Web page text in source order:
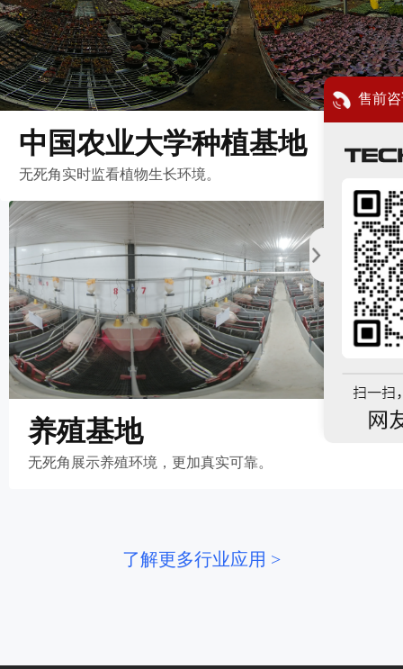
中国农业大学种植基地
无死角实时监看植物生长环境。
养殖基地
无死角展示养殖环境，更加真实可靠。
了解更多行业应用 >
售前